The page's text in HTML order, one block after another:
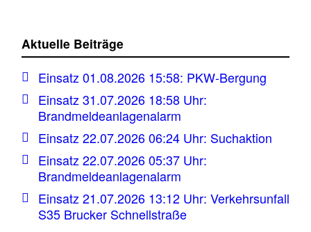
Aktuelle Beiträge
Einsatz 01.08.2026 15:58: PKW-Bergung
Einsatz 31.07.2026 18:58 Uhr:
Brandmeldeanlagenalarm
Einsatz 22.07.2026 06:24 Uhr: Suchaktion
Einsatz 22.07.2026 05:37 Uhr:
Brandmeldeanlagenalarm
Einsatz 21.07.2026 13:12 Uhr: Verkehrsunfall
S35 Brucker Schnellstraße